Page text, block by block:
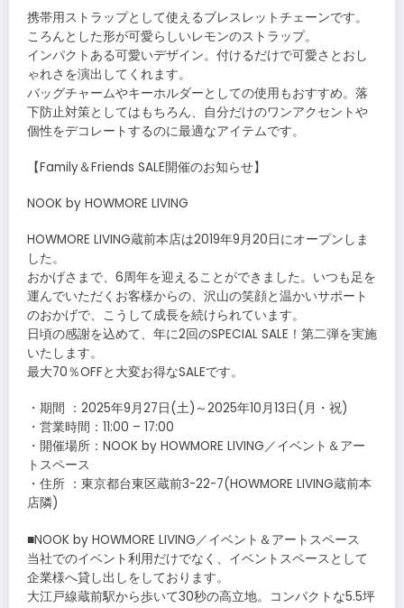
携帯用ストラップとして使えるブレスレットチェーンです。
ころんとした形が可愛らしいレモンのストラップ。
インパクトある可愛いデザイン。付けるだけで可愛さとおし
ゃれさを演出してくれます。
バッグチャームやキーホルダーとしての使用もおすすめ。落
下防止対策としてはもちろん、自分だけのワンアクセントや
個性をデコレートするのに最適なアイテムです。
【Family＆Friends SALE開催のお知らせ】
NOOK by HOWMORE LIVING
HOWMORE LIVING蔵前本店は2019年9月20日にオープンしま
した。
おかげさまで、6周年を迎えることができました。いつも足を
運んでいただくお客様からの、沢山の笑顔と温かいサポート
のおかげで、こうして成長を続けられています。
日頃の感謝を込めて、年に2回のSPECIAL SALE！第二弾を実施
いたします。
最大70％OFFと大変お得なSALEです。
・期間 ：2025年9月27日(土)～2025年10月13日(月・祝)
・営業時間：11:00 – 17:00
・開催場所：NOOK by HOWMORE LIVING／イベント＆アー
トスペース
・住所 ：東京都台東区蔵前3-22-7(HOWMORE LIVING蔵前本
店隣)
■NOOK by HOWMORE LIVING／イベント＆アートスペース
当社でのイベント利用だけでなく、イベントスペースとして
企業様へ貸し出しをしております。
大江戸線蔵前駅から歩いて30秒の高立地。コンパクトな5.5坪